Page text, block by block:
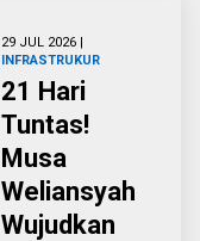
29 JUL 2026 |
INFRASTRUKUR
21 Hari
Tuntas!
Musa
Weliansyah
Wujudkan